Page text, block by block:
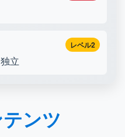
レベル2
立
ンツ